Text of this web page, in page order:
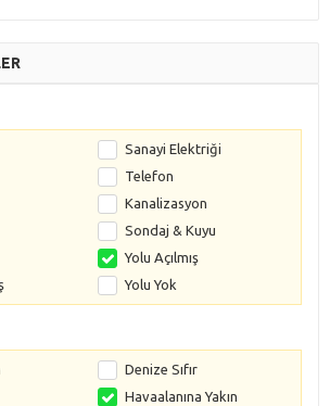
Sanayi Elektriği
Telefon
Kanalizasyon
Sondaj & Kuyu
Yolu Açılmış
Yolu Yok
Denize Sıfır
Havaalanına Yakın